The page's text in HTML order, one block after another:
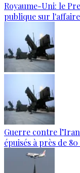
Royaume-Uni: le
publique sur
Guerre contre
épuisés à près de